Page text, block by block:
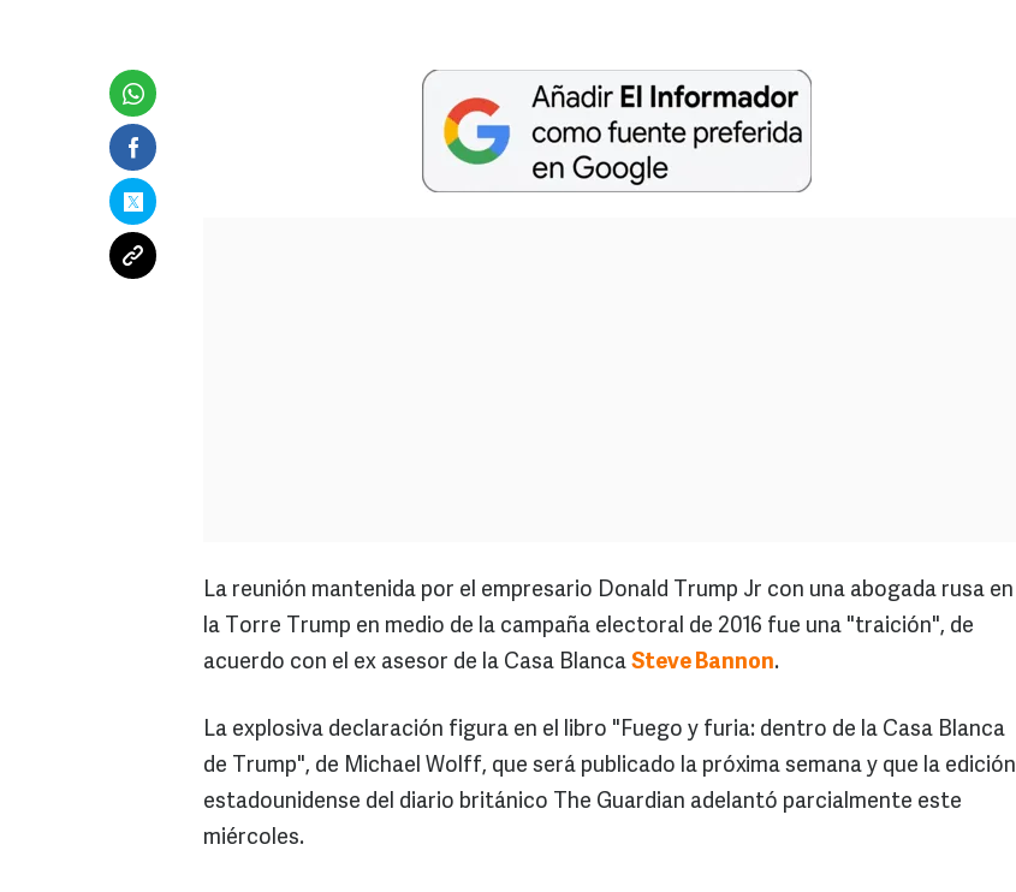
La reunión mantenida por el empresario Donald Trump Jr con una abogada rusa en
la Torre Trump en medio de la campaña electoral de 2016 fue una "traición", de
acuerdo con el ex asesor de la Casa Blanca Steve Bannon.
La explosiva declaración figura en el libro "Fuego y furia: dentro de la Casa Blanca
de Trump", de Michael Wolff, que será publicado la próxima semana y que la edición
estadounidense del diario británico The Guardian adelantó parcialmente este
miércoles.